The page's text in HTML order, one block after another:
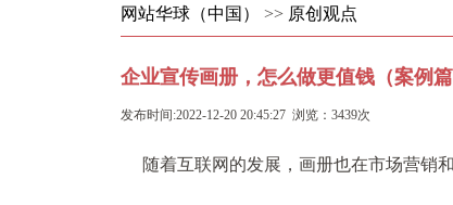
网站华球（中国） >> 原创观点
企业宣传画册，怎么做更值钱（案例
发布时间:2022-12-20 20:45:27 浏览：3439次
随着互联网的发展，画册也在市场营销